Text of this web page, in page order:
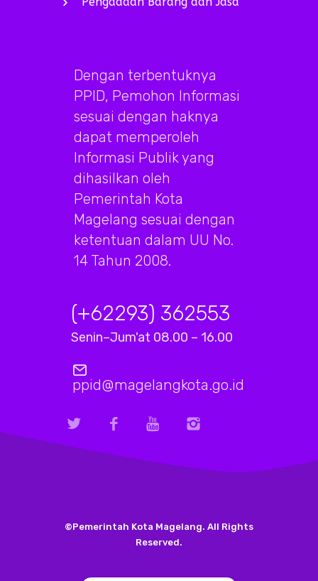
Dengan terbentuknya
PPID, Pemohon Informasi
sesuai dengan haknya
dapat memperoleh
Informasi Publik yang
dihasilkan oleh
Pemerintah Kota
Magelang sesuai dengan
ketentuan dalam UU No.
14 Tahun 2008.
(+62293) 362553
Senin–Jum'at 08.00 – 16.00
ppid@magelangkota.go.id
©Pemerintah Kota Magelang. All Rights
Reserved.